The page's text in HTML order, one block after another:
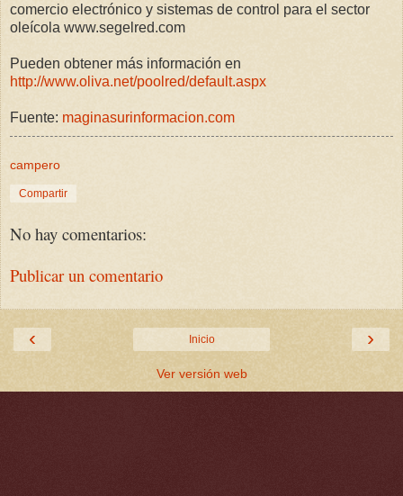
comercio electrónico y sistemas de control para el sector
oleícola www.segelred.com
Pueden obtener más información en
http://www.oliva.net/poolred/default.aspx
Fuente: maginasurinformacion.com
campero
Compartir
No hay comentarios:
Publicar un comentario
‹ ›
Inicio
Ver versión web